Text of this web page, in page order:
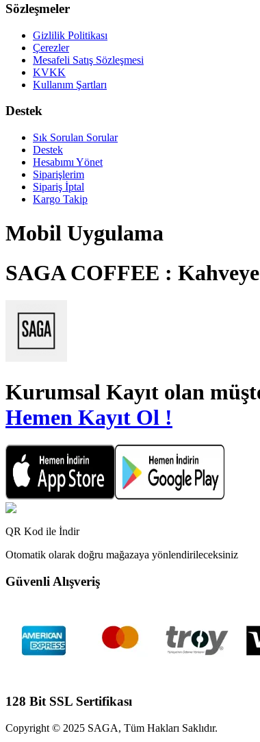
Sözleşmeler
Gizlilik Politikası
Çerezler
Mesafeli Satış Sözleşmesi
KVKK
Kullanım Şartları
Destek
Sık Sorulan Sorular
Destek
Hesabımı Yönet
Siparişlerim
Sipariş İptal
Kargo Takip
Mobil Uygulama
SAGA COFFEE :
Kurumsal Kayıt olan
Hemen Kayıt Ol !
QR Kod ile İndir
Otomatik olarak doğru mağazaya yönlendirileceksiniz
Güvenli Alışveriş
128 Bit SSL Sertifikası
Copyright © 2025 SAGA, Tüm Hakları Saklıdır.